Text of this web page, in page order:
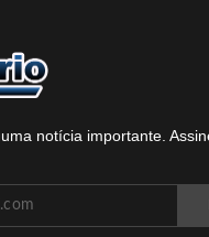
notícia importante.